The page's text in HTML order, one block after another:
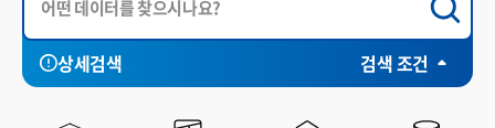
상세검색 검색 조건